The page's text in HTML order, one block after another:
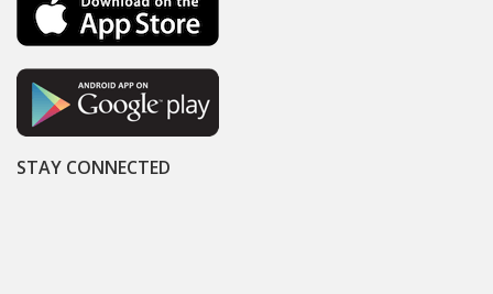
STAY CONNECTED